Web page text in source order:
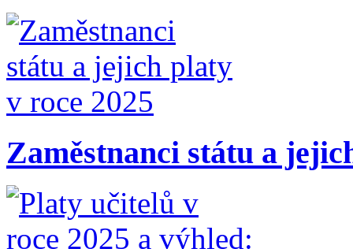
Zaměstnanci státu a